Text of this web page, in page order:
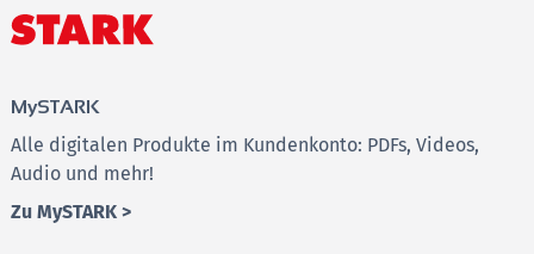
MySTARK
Alle digitalen Produkte im Kundenkonto: PDFs, Videos,
Audio und mehr!
Zu MySTARK >